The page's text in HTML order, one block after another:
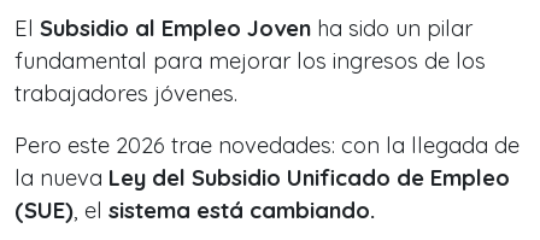
El Subsidio al Empleo Joven ha sido un pilar
fundamental para mejorar los ingresos de los
trabajadores jóvenes.
Pero este 2026 trae novedades: con la llegada de
la nueva Ley del Subsidio Unificado de Empleo
(SUE), el sistema está cambiando.